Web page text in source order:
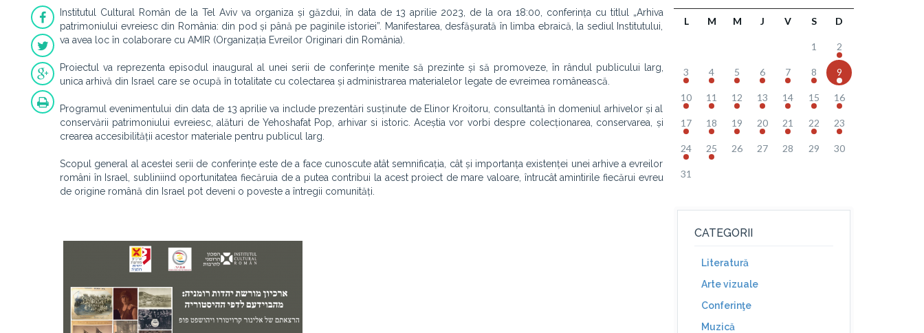
Institutul Cultural Român de la Tel Aviv va organiza și găzdui, în data de 13 aprilie 2023, de la ora 18:00, conferința cu titlul „Arhiva
patrimoniului evreiesc din România: din pod și până pe paginile istoriei”. Manifestarea, desfășurată în limba ebraică, la sediul Institutului,
va avea loc în colaborare cu AMIR (Organizația Evreilor Originari din România).
Proiectul va reprezenta episodul inaugural al unei serii de conferințe menite să prezinte și să promoveze, în rândul publicului larg,
unica arhivă din Israel care se ocupă în totalitate cu colectarea și administrarea materialelor legate de evreimea românească.
Programul evenimentului din data de 13 aprilie va include prezentări susținute de Elinor Kroitoru, consultantă în domeniul arhivelor și al
conservării patrimoniului evreiesc, alături de Yehoshafat Pop, arhivar si istoric. Aceștia vor vorbi despre colecționarea, conservarea, și
crearea accesibilității acestor materiale pentru publicul larg.
Scopul general al acestei serii de conferințe este de a face cunoscute atât semnificația, cât și importanța existenței unei arhive a evreilor
români în Israel, subliniind oportunitatea fiecăruia de a putea contribui la acest proiect de mare valoare, întrucât amintirile fiecărui evreu
de origine română din Israel pot deveni o poveste a întregii comunități.
L M M J V S D
1 2
3 4 5 6 7 8 9
10 11 12 13 14 15 16
17 18 19 20 21 22 23
24 25 26 27 28 29 30
31
CATEGORII
Literatură
Arte vizuale
Conferinţe
Muzică